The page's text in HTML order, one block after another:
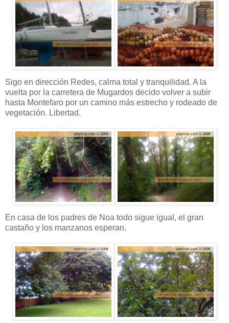
Sigo en dirección Redes, calma total y tranquilidad. A la
vuelta por la carretera de Mugardos decido volver a subir
hasta Montefaro por un camino más estrecho y rodeado de
vegetación. Libertad.
En casa de los padres de Noa todo sigue igual, el gran
castaño y los manzanos esperan.